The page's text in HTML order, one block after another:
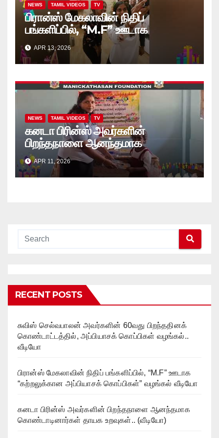
NEWS TAMIL VIDEOS TV
பிரான்ஸ் மேகலாவின் நிதிப்
பங்களிப்பில், “M.F” ஊடாக
“கற்றலுக்கான அப்பியாசக்
கொப்பிகள்” வழங்கல் வீடியோ
APR 13, 2026
NEWS TAMIL VIDEOS TV
கனடா பிரின்ஸ் அவர்களின்
பிறந்தநாளை ஆனந்தமாக
கொண்டாடினார்கள் தாயக உறவுகள்..
(வீடியோ)
APR 11, 2026
RECENT POSTS
சுவிஸ் செல்வபாலன் அவர்களின் 60வது பிறந்ததினக்
கொண்டாட்டத்தில், அப்பியாசக் கொப்பிகள் வழங்கல்..
வீடியோ
பிரான்ஸ் மேகலாவின் நிதிப் பங்களிப்பில், “M.F” ஊடாக
“கற்றலுக்கான அப்பியாசக் கொப்பிகள்” வழங்கல் வீடியோ
கனடா பிரின்ஸ் அவர்களின் பிறந்தநாளை ஆனந்தமாக
கொண்டாடினார்கள் தாயக உறவுகள்.. (வீடியோ)